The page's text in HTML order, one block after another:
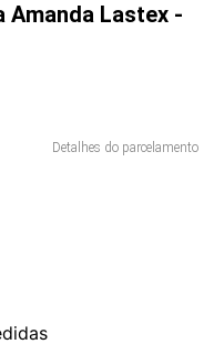
Amanda Lastex -
Detalhes do parcelamento